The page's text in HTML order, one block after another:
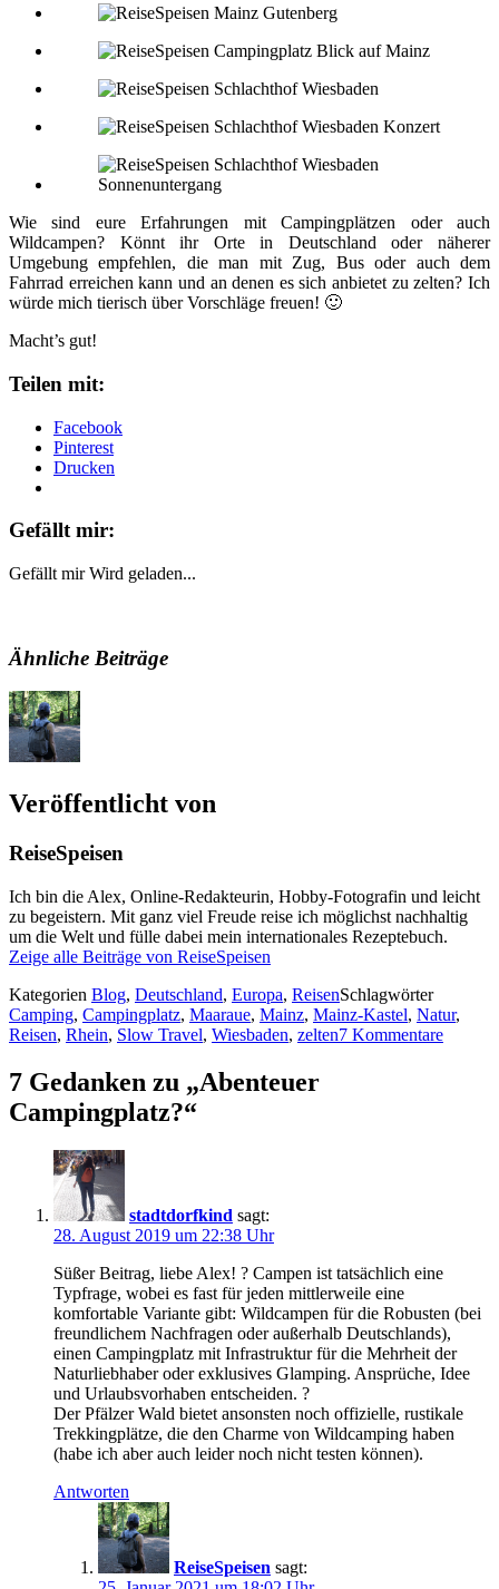
Wie sind eure Erfahrungen mit Campingplätzen oder auch
Wildcampen? Könnt ihr Orte in Deutschland oder näherer
Umgebung empfehlen, die man mit Zug, Bus oder auch dem
Fahrrad erreichen kann und an denen es sich anbietet zu zelten? Ich
würde mich tierisch über Vorschläge freuen! 🙂
Macht’s gut!
Teilen mit:
Facebook
Pinterest
Drucken
Gefällt mir:
Gefällt mir Wird geladen...
Ähnliche Beiträge
Veröffentlicht von
ReiseSpeisen
Ich bin die Alex, Online-Redakteurin, Hobby-Fotografin und leicht
zu begeistern. Mit ganz viel Freude reise ich möglichst nachhaltig
um die Welt und fülle dabei mein internationales Rezeptebuch.
Zeige alle Beiträge von ReiseSpeisen
Kategorien Blog, Deutschland, Europa, ReisenSchlagwörter
Camping, Campingplatz, Maaraue, Mainz, Mainz-Kastel, Natur,
Reisen, Rhein, Slow Travel, Wiesbaden, zelten7 Kommentare
7 Gedanken zu „Abenteuer
Campingplatz?“
stadtdorfkind sagt:
28. August 2019 um 22:38 Uhr
Süßer Beitrag, liebe Alex! ? Campen ist tatsächlich eine
Typfrage, wobei es fast für jeden mittlerweile eine
komfortable Variante gibt: Wildcampen für die Robusten (bei
freundlichem Nachfragen oder außerhalb Deutschlands),
einen Campingplatz mit Infrastruktur für die Mehrheit der
Naturliebhaber oder exklusives Glamping. Ansprüche, Idee
und Urlaubsvorhaben entscheiden. ?
Der Pfälzer Wald bietet ansonsten noch offizielle, rustikale
Trekkingplätze, die den Charme von Wildcamping haben
(habe ich aber auch leider noch nicht testen können).
Antworten
ReiseSpeisen sagt: